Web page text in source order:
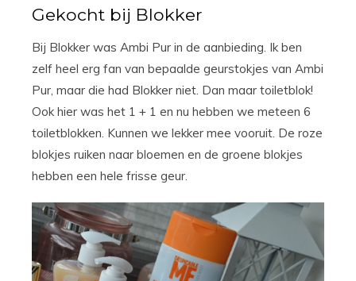
Gekocht bij Blokker
Bij Blokker was Ambi Pur in de aanbieding. Ik ben
zelf heel erg fan van bepaalde geurstokjes van Ambi
Pur, maar die had Blokker niet. Dan maar toiletblok!
Ook hier was het 1 + 1 en nu hebben we meteen 6
toiletblokken. Kunnen we lekker mee vooruit. De roze
blokjes ruiken naar bloemen en de groene blokjes
hebben een hele frisse geur.